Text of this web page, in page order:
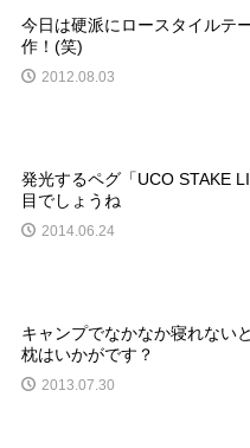
今日は硬派にロースタイルテ
作！(笑)
2012.08.03
発光するペグ「UCO STAKE
目でしょうね
2014.06.24
キャンプでなかなか寝れない
枕はいかがです？
2013.07.30